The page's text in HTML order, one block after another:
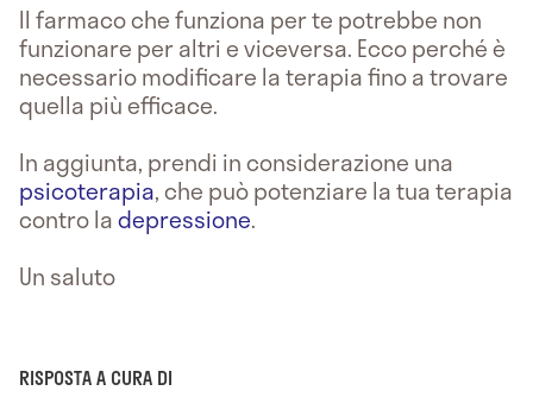
Il farmaco che funziona per te potrebbe non
funzionare per altri e viceversa. Ecco perché è
necessario modificare la terapia fino a trovare
quella più efficace.
In aggiunta, prendi in considerazione una
psicoterapia, che può potenziare la tua terapia
contro ladepressione.
Un saluto
RISPOSTA A CURA DI